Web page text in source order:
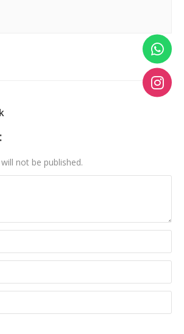
not be published.